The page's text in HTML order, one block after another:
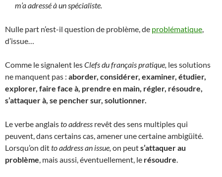
m’a adressé à un spécialiste.
Nulle part n’est-il question de problème, de problématique,
d’issue…
Comme le signalent lesClefs du français pratique, les solutions
ne manquent pas : aborder, considérer, examiner, étudier,
explorer, faire face à, prendre en main, régler, résoudre,
s’attaquer à, se pencher sur, solutionner.
Le verbe anglaisto address revêt des sens multiples qui
peuvent, dans certains cas, amener une certaine ambigüité.
Lorsqu’on ditto address an issue, on peuts’attaquer au
problème, mais aussi, éventuellement, le résoudre.